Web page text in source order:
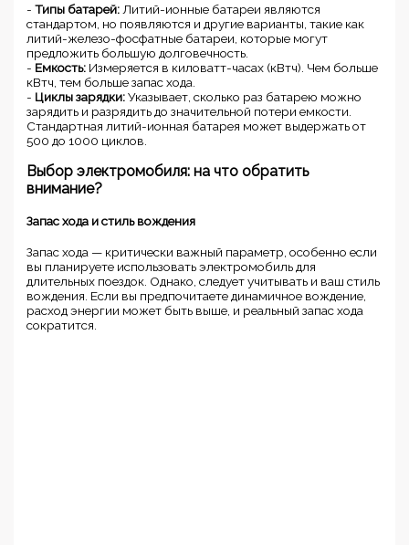
-Типы батарей: Литий-ионные батареи являются
стандартом, но появляются и другие варианты, такие как
литий-железо-фосфатные батареи, которые могут
предложить большую долговечность.
- Емкость: Измеряется в киловатт-часах (кВтч). Чем больше
кВтч, тем больше запас хода.
- Циклы зарядки:Указывает, сколько раз батарею можно
зарядить и разрядить до значительной потери емкости.
Стандартная литий-ионная батарея может выдержать от
500 до 1000 циклов.
Выбор электромобиля: на что обратить
внимание?
Запас хода и стиль вождения
Запас хода — критически важный параметр, особенно если
вы планируете использовать электромобиль для
длительных поездок. Однако, следует учитывать и ваш стиль
вождения. Если вы предпочитаете динамичное вождение,
расход энергии может быть выше, и реальный запас хода
сократится.